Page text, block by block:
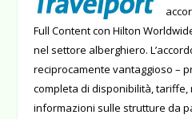
Full Content con Hilton
nel settore alberghiero.
reciprocamente vantaggioso –
completa di disponibilità,
informazioni sulle strutture da